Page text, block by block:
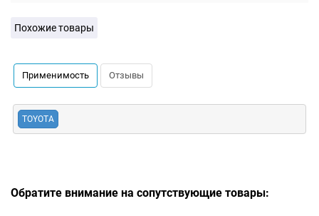
Похожие товары
Применимость Отзывы
TOYOTA
Обратите внимание на сопутствующие товары: